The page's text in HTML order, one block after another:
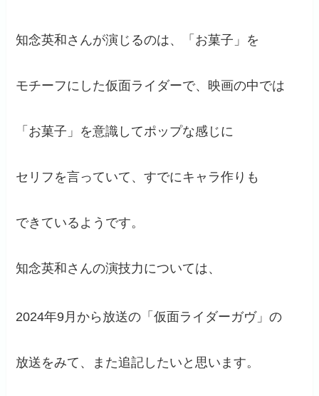
知念英和さんが演じるのは、「お菓子」を
モチーフにした仮面ライダーで、映画の中では
「お菓子」を意識してポップな感じに
セリフを言っていて、すでにキャラ作りも
できているようです。
知念英和さんの演技力については、
2024年9月から放送の「仮面ライダーガヴ」の
放送をみて、また追記したいと思います。